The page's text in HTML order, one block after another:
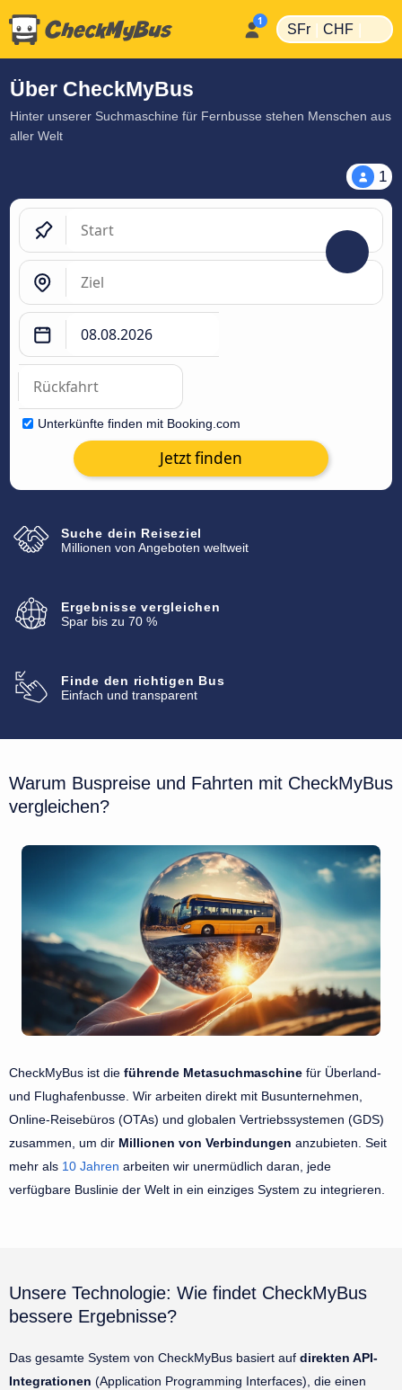
SFr | CHF |
Über CheckMyBus
Hinter unserer Suchmaschine für Fernbusse stehen Menschen aus
aller Welt
1
Unterkünfte finden mit Booking.com
Jetzt finden
Suche dein Reiseziel
Millionen von Angeboten weltweit
Ergebnisse vergleichen
Spar bis zu 70 %
Finde den richtigen Bus
Einfach und transparent
Warum Buspreise und Fahrten mit CheckMyBus
vergleichen?
CheckMyBus ist die führende Metasuchmaschine für Überland-
und Flughafenbusse. Wir arbeiten direkt mit Busunternehmen,
Online-Reisebüros (OTAs) und globalen Vertriebssystemen (GDS)
zusammen, um dir Millionen von Verbindungen anzubieten. Seit
mehr als 10 Jahren arbeiten wir unermüdlich daran, jede
verfügbare Buslinie der Welt in ein einziges System zu integrieren.
Unsere Technologie: Wie findet CheckMyBus
bessere Ergebnisse?
Das gesamte System von CheckMyBus basiert auf direkten API-
Integrationen (Application Programming Interfaces), die einen